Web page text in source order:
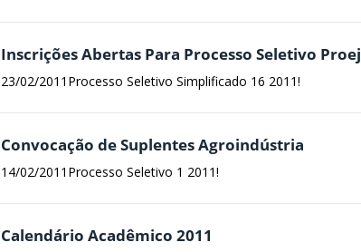
Inscrições Abertas Para Processo Seletivo
23/02/2011Processo Seletivo Simplificado 16 2011!
Convocação de Suplentes Agroindústria
14/02/2011Processo Seletivo 1 2011!
Calendário Acadêmico 2011